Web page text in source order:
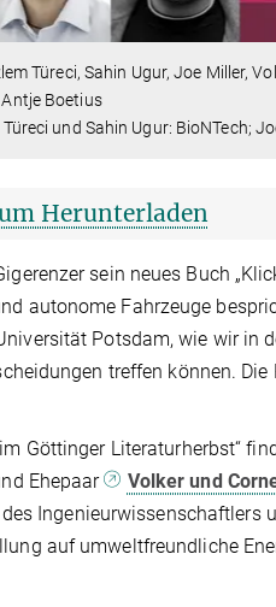
Türeci, Sahin Ugur, Joe Miller,
Antje Boetius
und Sahin Ugur: BioNTech;
Herunterladen
sein neues Buch
autonome Fahrzeuge
Potsdam, wie wir in
treffen können.
Göttinger Literaturherbst“
Ehepaar Volker und
auf umweltfreundliche